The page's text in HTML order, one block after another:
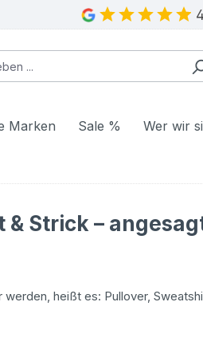
Marken Sale % Wer wir
& Strick –
heißt es: Pullover,